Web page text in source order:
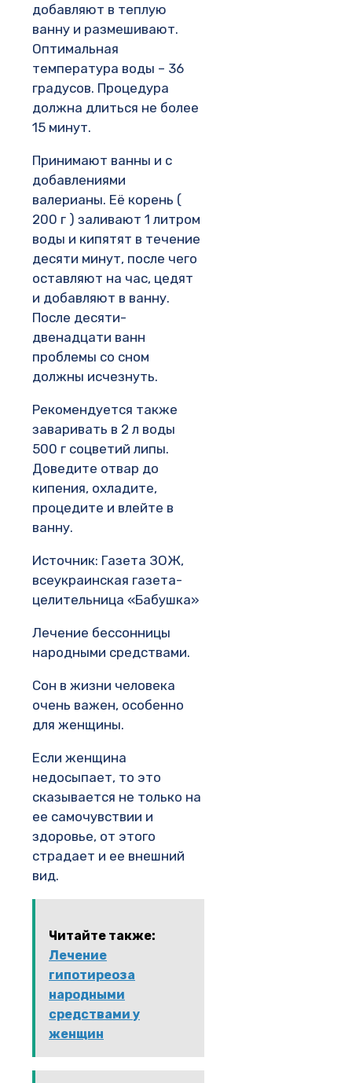
добавляют в теплую
ванну и размешивают.
Оптимальная
температура воды – 36
градусов. Процедура
должна длиться не более
15 минут.
Принимают ванны и с
добавлениями
валерианы. Её корень (
200 г ) заливают 1 литром
воды и кипятят в течение
десяти минут, после чего
оставляют на час, цедят
и добавляют в ванну.
После десяти-
двенадцати ванн
проблемы со сном
должны исчезнуть.
Рекомендуется также
заваривать в 2 л воды
500 г соцветий липы.
Доведите отвар до
кипения, охладите,
процедите и влейте в
ванну.
Источник: Газета ЗОЖ,
всеукраинская газета-
целительница «Бабушка»
Лечение бессонницы
народными средствами.
Сон в жизни человека
очень важен, особенно
для женщины.
Если женщина
недосыпает, то это
сказывается не только на
ее самочувствии и
здоровье, от этого
страдает и ее внешний
вид.
Читайте также:
Лечение
гипотиреоза
народными
средствами у
женщин